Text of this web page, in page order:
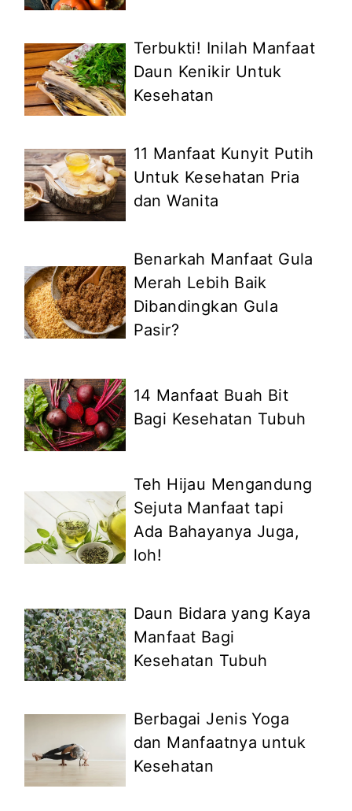
Terbukti! Inilah Manfaat
Daun Kenikir Untuk
Kesehatan
11 Manfaat Kunyit Putih
Untuk Kesehatan Pria
dan Wanita
Benarkah Manfaat Gula
Merah Lebih Baik
Dibandingkan Gula
Pasir?
14 Manfaat Buah Bit
Bagi Kesehatan Tubuh
Teh Hijau Mengandung
Sejuta Manfaat tapi
Ada Bahayanya Juga,
loh!
Daun Bidara yang Kaya
Manfaat Bagi
Kesehatan Tubuh
Berbagai Jenis Yoga
dan Manfaatnya untuk
Kesehatan